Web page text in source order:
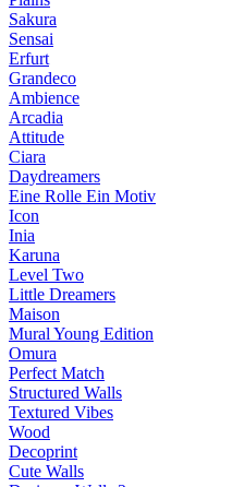
Sakura
Sensai
Erfurt
Grandeco
Ambience
Arcadia
Attitude
Ciara
Daydreamers
Eine Rolle Ein Motiv
Icon
Inia
Karuna
Level Two
Little Dreamers
Maison
Mural Young Edition
Omura
Perfect Match
Structured Walls
Textured Vibes
Wood
Decoprint
Cute Walls